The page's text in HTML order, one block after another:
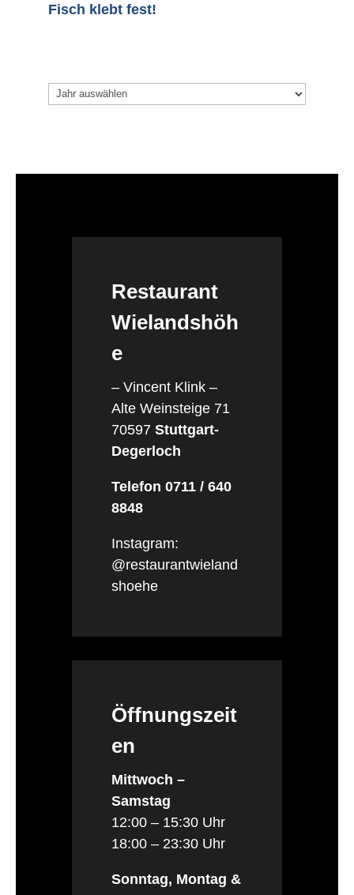
Fisch klebt fest!
Archiv
Restaurant
Wielandshöh
e
– Vincent Klink –
Alte Weinsteige 71
70597 Stuttgart-
Degerloch
Telefon 0711 / 640
8848
Instagram:
@restaurantwieland
shoehe
Öffnungszeit
en
Mittwoch –
Samstag
12:00 – 15:30 Uhr
18:00 – 23:30 Uhr
Sonntag, Montag &